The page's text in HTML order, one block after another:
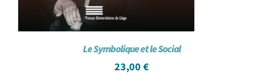
Le Symbolique et le Social
23,00 €